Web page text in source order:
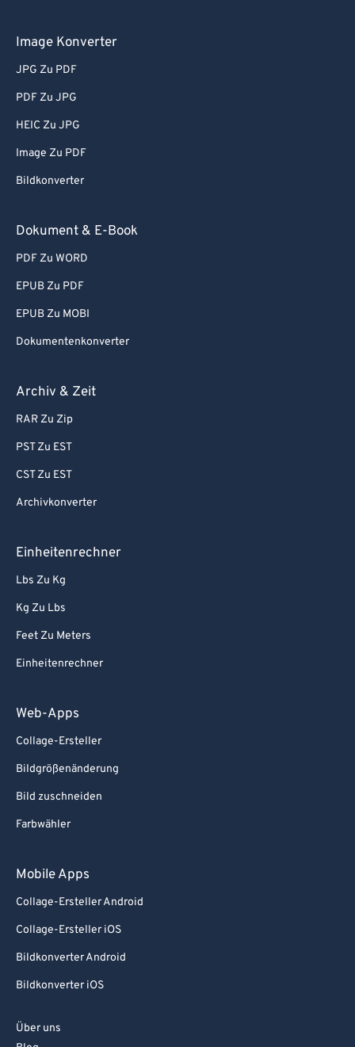
Image Konverter
JPG Zu PDF
PDF Zu JPG
HEIC Zu JPG
Image Zu PDF
Bildkonverter
Dokument & E-Book
PDF Zu WORD
EPUB Zu PDF
EPUB Zu MOBI
Dokumentenkonverter
Archiv & Zeit
RAR Zu Zip
PST Zu EST
CST Zu EST
Archivkonverter
Einheitenrechner
Lbs Zu Kg
Kg Zu Lbs
Feet Zu Meters
Einheitenrechner
Web-Apps
Collage-Ersteller
Bildgrößenänderung
Bild zuschneiden
Farbwähler
Mobile Apps
Collage-Ersteller Android
Collage-Ersteller iOS
Bildkonverter Android
Bildkonverter iOS
Über uns